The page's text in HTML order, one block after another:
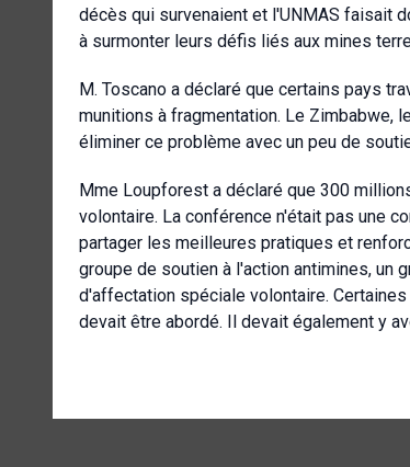
décès qui survenaient et l'UNMAS faisait
à surmonter leurs défis liés aux mines
M. Toscano a déclaré que certains pays
munitions à fragmentation. Le Zimbabwe,
éliminer ce problème avec un peu de
Mme Loupforest a déclaré que 300
volontaire. La conférence n'était pas une
partager les meilleures pratiques et
groupe de soutien à l'action antimines, un
d'affectation spéciale volontaire.
devait être abordé. Il devait également y